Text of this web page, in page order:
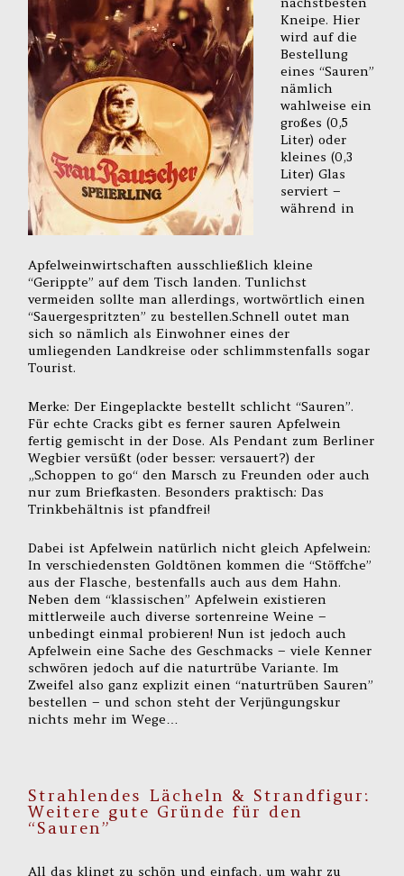
Kneipe. Hier
wird auf die
Bestellung
eines “Sauren”
nämlich
wahlweise ein
großes (0,5
Liter) oder
kleines (0,3
Liter) Glas
serviert –
während in
Apfelweinwirtschaften ausschließlich kleine
“Gerippte” auf dem Tisch landen. Tunlichst
vermeiden sollte man allerdings, wortwörtlich einen
“Sauergespritzten” zu bestellen.Schnell outet man
sich so nämlich als Einwohner eines der
umliegenden Landkreise oder schlimmstenfalls sogar
Tourist.
Merke: Der Eingeplackte bestellt schlicht “Sauren”.
Für echte Cracks gibt es ferner sauren Apfelwein
fertig gemischt in der Dose. Als Pendant zum Berliner
Wegbier versüßt (oder besser: versauert?) der
„Schoppen to go“ den Marsch zu Freunden oder auch
nur zum Briefkasten. Besonders praktisch: Das
Trinkbehältnis ist pfandfrei!
Dabei ist Apfelwein natürlich nicht gleich Apfelwein:
In verschiedensten Goldtönen kommen die “Stöffche”
aus der Flasche, bestenfalls auch aus dem Hahn.
Neben dem “klassischen” Apfelwein existieren
mittlerweile auch diverse sortenreine Weine –
unbedingt einmal probieren! Nun ist jedoch auch
Apfelwein eine Sache des Geschmacks – viele Kenner
schwören jedoch auf die naturtrübe Variante. Im
Zweifel also ganz explizit einen “naturtrüben Sauren”
bestellen – und schon steht der Verjüngungskur
nichts mehr im Wege…
Strahlendes Lächeln & Strandfigur:
Weitere gute Gründe für den
“Sauren”
All das klingt zu schön und einfach, um wahr zu